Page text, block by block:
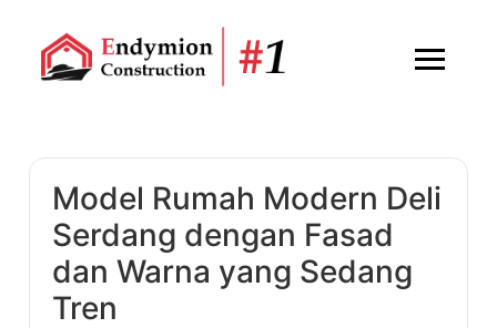
Model Rumah Modern Deli
Serdang dengan Fasad
dan Warna yang Sedang
Tren